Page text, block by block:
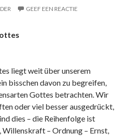
GEEF EEN REACTIE
liegt weit über unserem
bisschen davon zu begreifen,
Gottes betrachten. Wir
oder viel besser ausgedrückt,
dies – die Reihenfolge ist
– Ordnung – Ernst,